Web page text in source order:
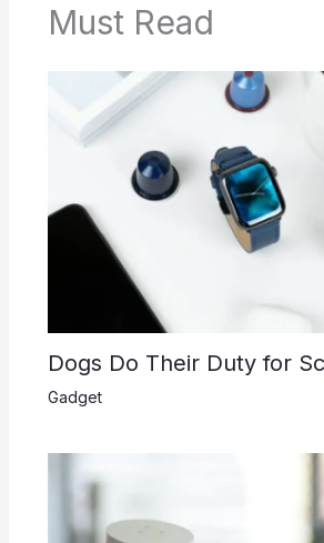
Must Read
Dogs Do Their Duty for
Gadget